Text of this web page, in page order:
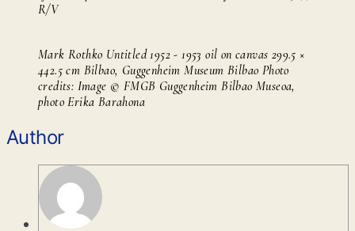
R/V
Mark Rothko Untitled 1952 - 1953 oil on canvas 299.5 ×
442.5 cm Bilbao, Guggenheim Museum Bilbao Photo
credits: Image © FMGB Guggenheim Bilbao Museoa,
photo Erika Barahona
Author